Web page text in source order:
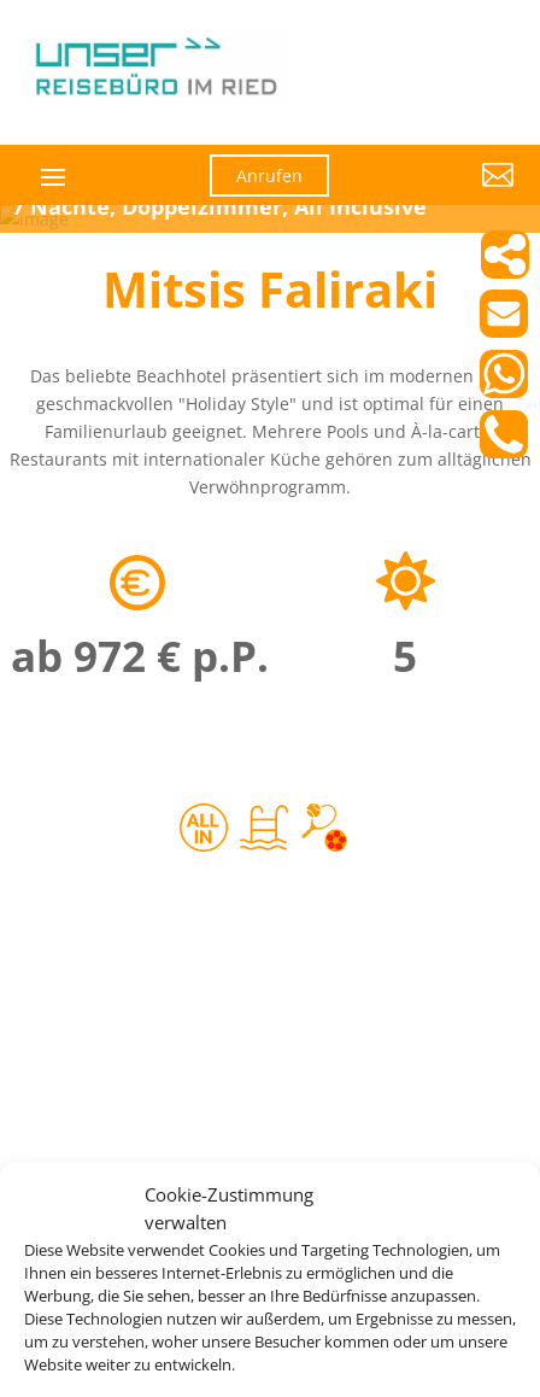
Cookie-Zustimmung
verwalten
Diese Website verwendet Cookies und Targeting Technologien, um
Ihnen ein besseres Internet-Erlebnis zu ermöglichen und die
Werbung, die Sie sehen, besser an Ihre Bedürfnisse anzupassen.
Diese Technologien nutzen wir außerdem, um Ergebnisse zu messen,
um zu verstehen, woher unsere Besucher kommen oder um unsere
Website weiter zu entwickeln.
Anrufen 
7 Nächte, Doppelzimmer, All Inclusive
Mitsis Faliraki
Das beliebte Beachhotel präsentiert sich im modernen und
geschmackvollen "Holiday Style" und ist optimal für einen
Familienurlaub geeignet. Mehrere Pools und À-la-carte-
Restaurants mit internationaler Küche gehören zum alltäglichen
Verwöhnprogramm.
ab 972 € p.P. 5